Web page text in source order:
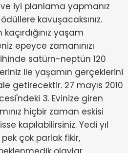
ve iyi planlama yapmanız
kavuşacaksınız.
yaşam
epeyce zamanınızı
satürn-neptün 120
ile yaşamın gerçeklerini
getirecektir. 27 mayıs 2010
3. Evinize giren
hiçbir zaman eskisi
kapılabilirsiniz. Yedi yıl
çok parlak fikir,